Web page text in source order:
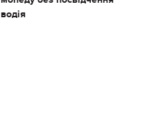
водія